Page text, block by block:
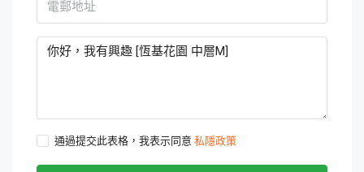
通過提交此表格，我表示同意 私隱政策